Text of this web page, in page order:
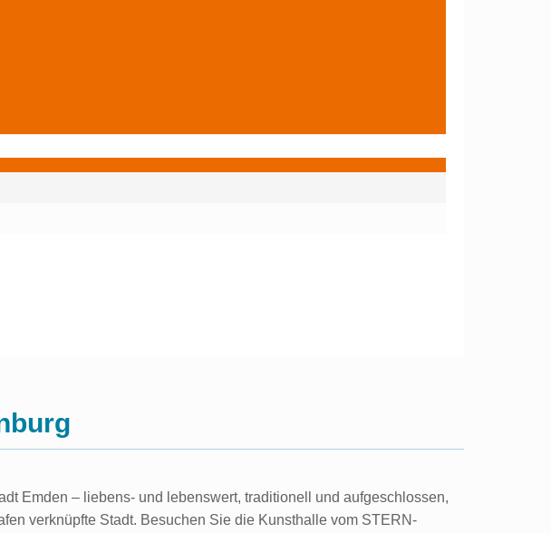
Emden – liebens- und lebenswert, traditionell und aufgeschlossen,
verknüpfte Stadt. Besuchen Sie die Kunsthalle vom STERN-